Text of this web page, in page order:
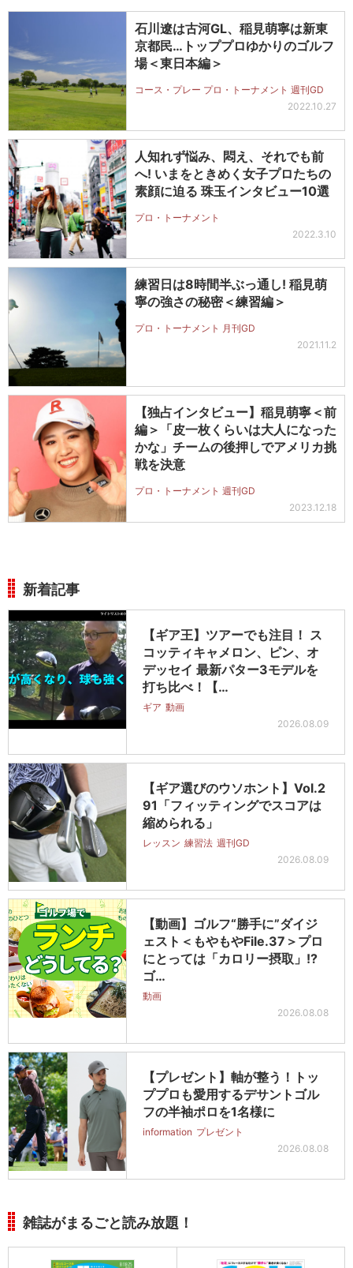
石川遼は古河GL、稲見萌寧は新東
京都民…トッププロゆかりのゴルフ
場＜東日本編＞
コース・プレー プロ・トーナメント 週刊GD
2022.10.27
人知れず悩み、悶え、それでも前
へ! いまをときめく女子プロたちの
素顔に迫る 珠玉インタビュー10選
プロ・トーナメント
2022.3.10
練習日は8時間半ぶっ通し! 稲見萌
寧の強さの秘密＜練習編＞
プロ・トーナメント 月刊GD
2021.11.2
【独占インタビュー】稲見萌寧＜前
編＞「皮一枚くらいは大人になった
かな」チームの後押しでアメリカ挑
戦を決意
プロ・トーナメント 週刊GD
2023.12.18
新着記事
【ギア王】ツアーでも注目！ ス
コッティキャメロン、ピン、オ
デッセイ 最新パター3モデルを
打ち比べ！【…
ギア 動画
2026.08.09
【ギア選びのウソホント】Vol.2
91「フィッティングでスコアは
縮められる」
レッスン 練習法 週刊GD
2026.08.09
【動画】ゴルフ“勝手に”ダイジ
ェスト＜もやもやFile.37＞プロ
にとっては「カロリー摂取」!?
ゴ…
動画
2026.08.08
【プレゼント】軸が整う！トッ
ププロも愛用するデサントゴル
フの半袖ポロを1名様に
information プレゼント
2026.08.08
雑誌がまるごと読み放題！